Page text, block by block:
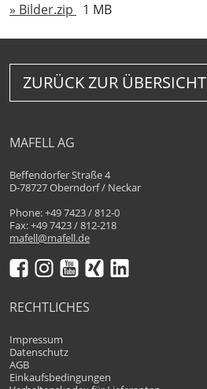
» Bilder.zip
1 MB
ZURÜCK ZUR ÜBERSICHT
MAFELL AG
Beffendorfer Straße 4
D-78727 Oberndorf / Neckar
Phone: +49 7423 / 812-0
Fax: +49 7423 / 812-218
mafell@mafell.de
RECHTLICHES
Impressum
Datenschutz
AGB
Einkaufsbedingungen